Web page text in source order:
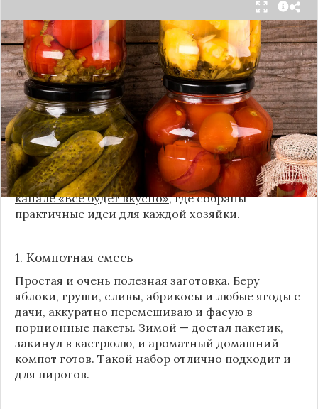
Каждый год, когда приходит пора богатого
урожая, я стараюсь сохранить максимум летних
витаминов. Закатки в банки — это, безусловно,
классика, которая никуда не уходит из нашей
жизни. Но современный подход к хранению
продуктов показывает, что есть и более простые,
быстрые и удобные способы.
Сегодня я делюсь своими любимыми рецептами
без банок и долгих стерилизаций. Подробнее и с
пошаговыми инструкциями их можно найти на
канале «Все будет вкусно», где собраны
практичные идеи для каждой хозяйки.
1. Компотная смесь
Простая и очень полезная заготовка. Беру
яблоки, груши, сливы, абрикосы и любые ягоды с
дачи, аккуратно перемешиваю и фасую в
порционные пакеты. Зимой — достал пакетик,
закинул в кастрюлю, и ароматный домашний
компот готов. Такой набор отлично подходит и
для пирогов.